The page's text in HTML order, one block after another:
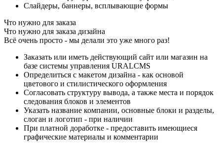
Слайдеры, баннеры, всплывающие формы
Что нужно для заказа
Что нужно для заказа дизайна
Всё очень просто - мы делали это уже много раз!
Заказать или иметь действующий сайт или магазин на
базе системы управления URALCMS
Определиться с макетом дизайна - как основой
цветового и стилистического оформления
Согласовать структуру вывода, а также места и порядок
следования блоков и элементов
Указать название компании, основные блоки и разделы,
слоган и логотип - при наличии
При платной доработке - предоставить имеющиеся
графические материалы и комментарии